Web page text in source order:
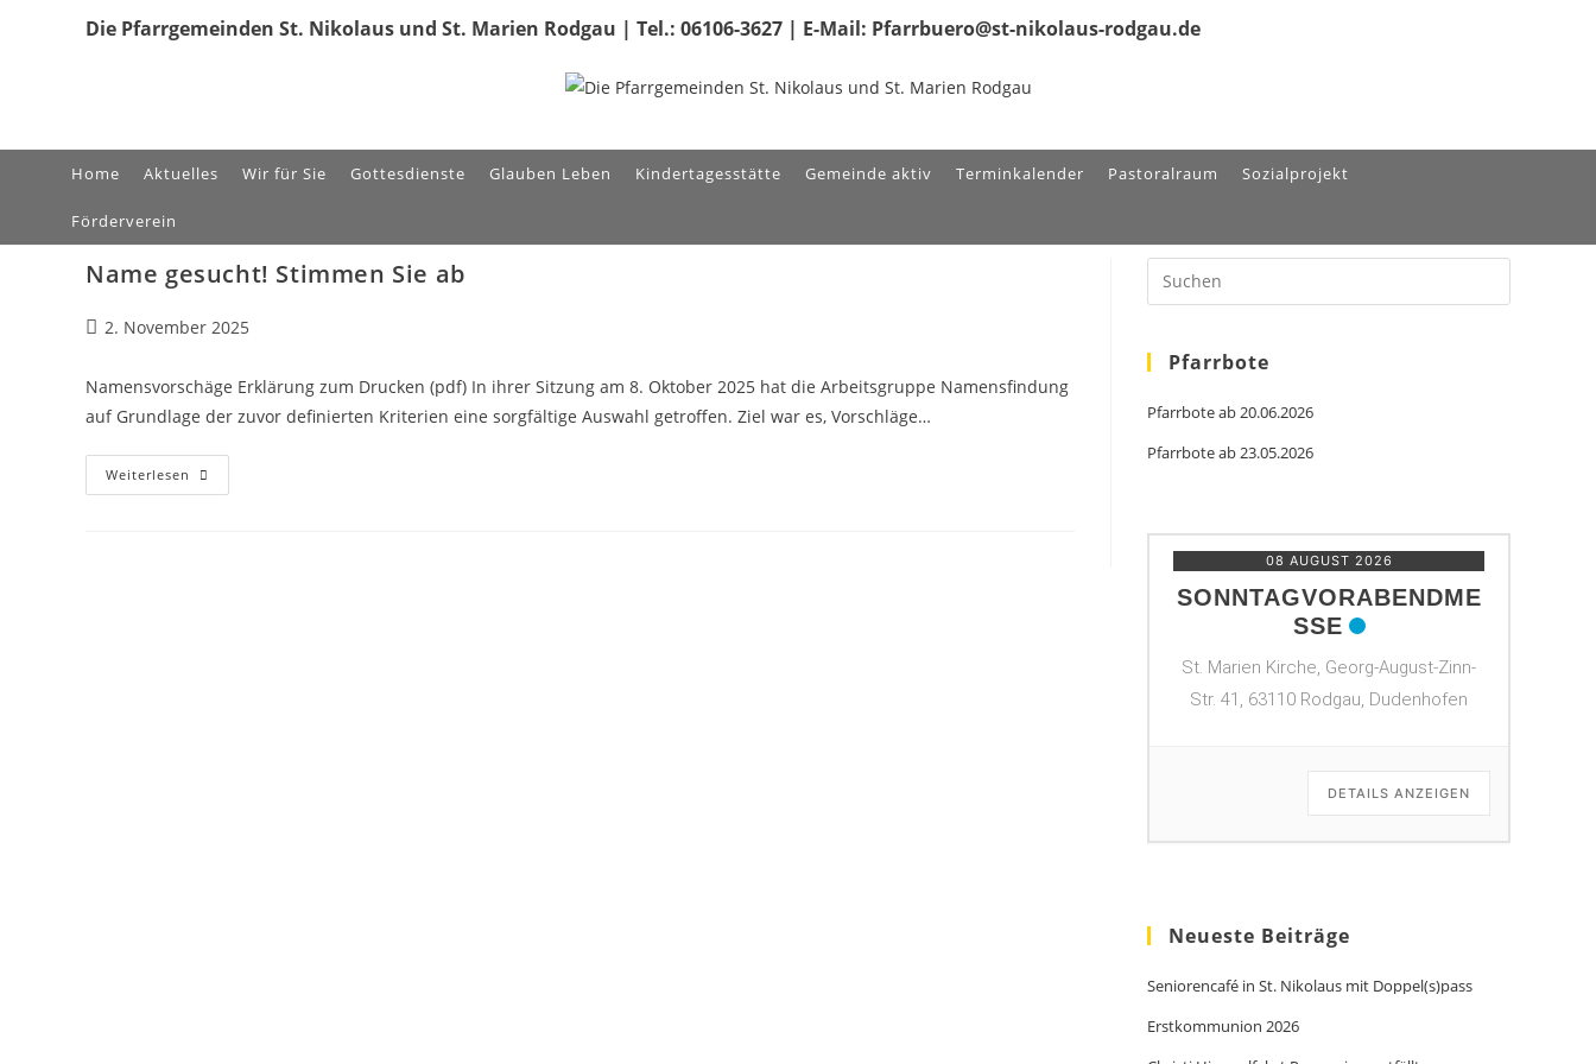
Die Pfarrgemeinden St. Nikolaus und St. Marien Rodgau | Tel.: 06106-3627 | E-Mail: Pfarrbuero@st-nikolaus-rodgau.de
Home Aktuelles Wir für Sie Gottesdienste Glauben Leben Kindertagesstätte Gemeinde aktiv Terminkalender Pastoralraum Sozialprojekt
Förderverein
Name gesucht! Stimmen Sie ab
Beitrag
2. November 2025
Namensvorschäge Erklärung zum Drucken (pdf) In ihrer Sitzung am 8. Oktober 2025 hat die Arbeitsgruppe Namensfindung
auf Grundlage der zuvor definierten Kriterien eine sorgfältige Auswahl getroffen. Ziel war es, Vorschläge…
Weiterlesen Name
Gesucht!
Press
Pfarrbote
Pfarrbote ab 20.06.2026
Pfarrbote ab 23.05.2026
08 AUGUST 2026
SONNTAGVORABENDME
SSE
St. Marien Kirche, Georg-August-Zinn-
Str. 41, 63110 Rodgau, Dudenhofen
DETAILS ANZEIGEN
Neueste Beiträge
Seniorencafé in St. Nikolaus mit Doppel(s)pass
Erstkommunion 2026